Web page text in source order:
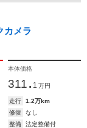
カメラ
本体価格
311. 1 万円
走行
1.2万km
修復
なし
整備 法定整備付